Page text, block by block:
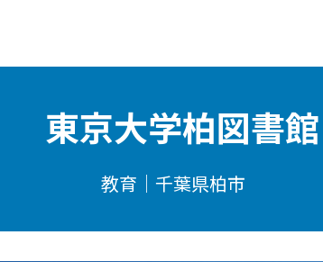
東京大学柏図書館
教育｜千葉県柏市